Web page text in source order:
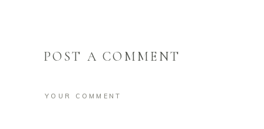
POST A COMMENT